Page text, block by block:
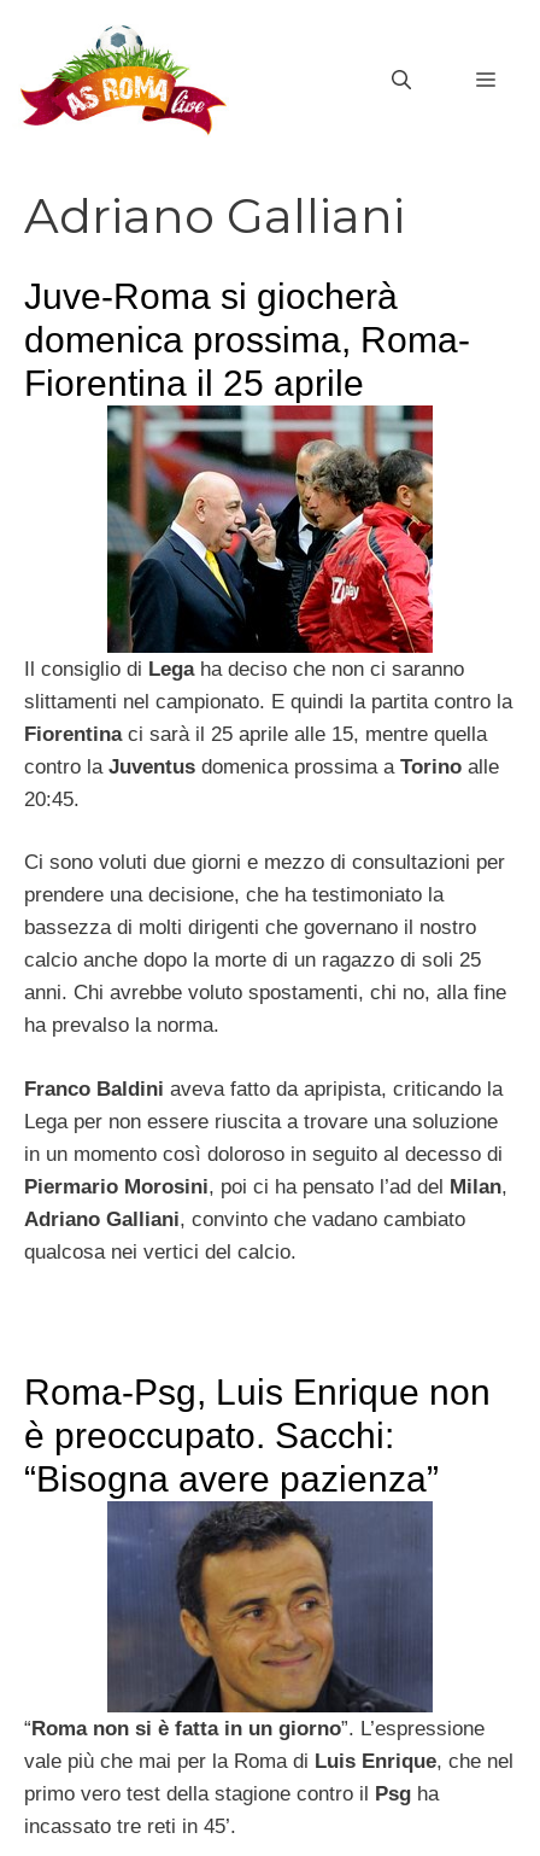
contenuto
Adriano Galliani
Juve-Roma si giocherà
domenica prossima, Roma-
Fiorentina il 25 aprile
Il consiglio di Legaha deciso che non ci saranno
slittamenti nel campionato. E quindi la partita contro la
Fiorentinaci sarà il 25 aprile alle 15, mentre quella
contro la Juventus domenica prossima a Torino alle
20:45.
Ci sono voluti due giorni e mezzo di consultazioni per
prendere una decisione, che ha testimoniato la
bassezza di molti dirigenti che governano il nostro
calcio anche dopo la morte di un ragazzo di soli 25
anni. Chi avrebbe voluto spostamenti, chi no, alla fine
ha prevalso la norma.
Franco Baldini aveva fatto da apripista, criticando la
Lega per non essere riuscita a trovare una soluzione
in un momento così doloroso in seguito al decesso di
Piermario Morosini, poi ci ha pensato l’ad del Milan,
Adriano Galliani, convinto che vadano cambiato
qualcosa nei vertici del calcio.
Roma-Psg, Luis Enrique non
è preoccupato. Sacchi:
“Bisogna avere pazienza”
“ Roma non si è fatta in un giorno”. L’espressione
vale più che mai per la Roma di Luis Enrique, che nel
primo vero test della stagione contro il
Psg ha
incassato tre reti in 45’.